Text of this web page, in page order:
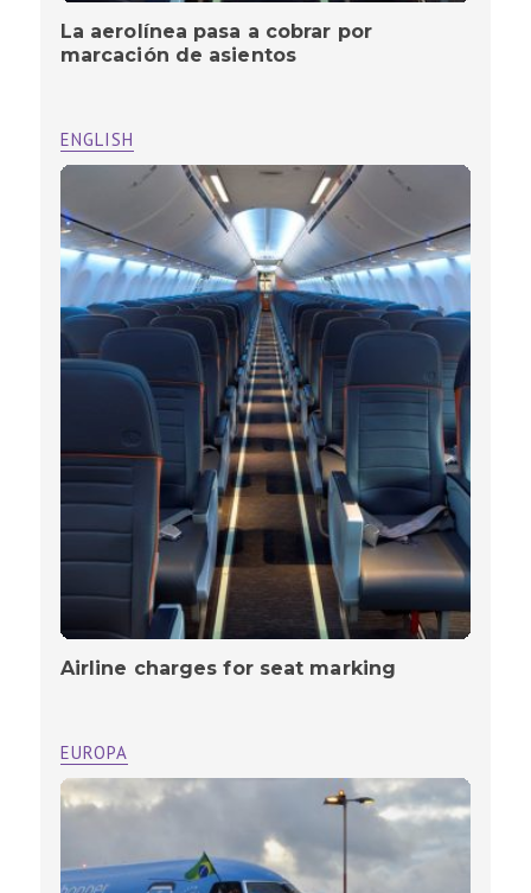
La aerolínea pasa a cobrar por
marcación de asientos
ENGLISH
Airline charges for seat marking
EUROPA